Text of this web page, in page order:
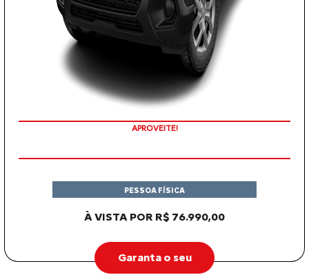
APROVEITE!
À VISTA POR R$ 76.990,00
PESSOA FÍSICA
Garanta o seu